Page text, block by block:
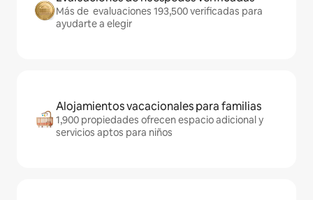
Más de evaluaciones 193,500 verificadas para
ayudarte a elegir
Alojamientos vacacionales para familias
1,900 propiedades ofrecen espacio adicional y
servicios aptos para niños